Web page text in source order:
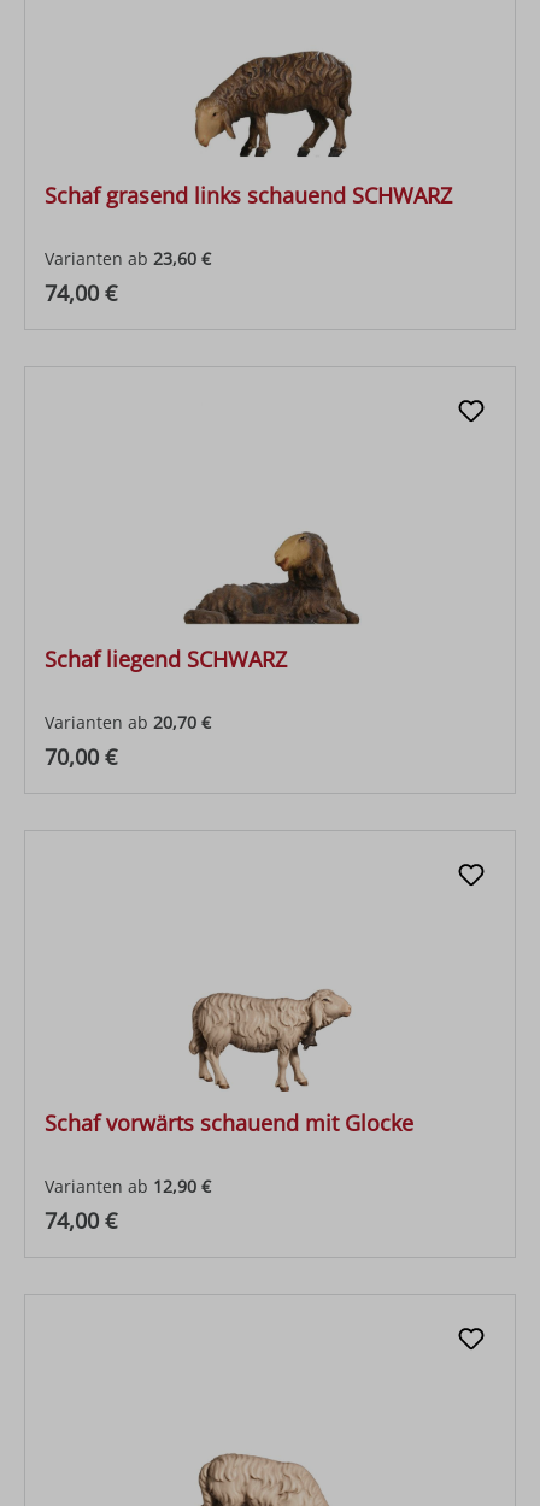
Schaf grasend links schauend SCHWARZ
Varianten ab 23,60 €
Regulärer Preis:
74,00 €
Schaf liegend SCHWARZ
Varianten ab 20,70 €
Regulärer Preis:
70,00 €
Schaf vorwärts schauend mit Glocke
Varianten ab 12,90 €
Regulärer Preis:
74,00 €